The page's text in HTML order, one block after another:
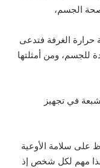
الجسم،
حرارة الغرفة فتدعى
للجسم، ومن أمثلتها
في تجهيز
على سلامة الأوعية
مهم لكل شخص إذ